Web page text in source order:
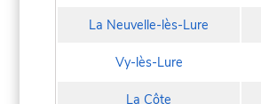
La Neuvelle-lès-Lure
Vy-lès-Lure
La Côte